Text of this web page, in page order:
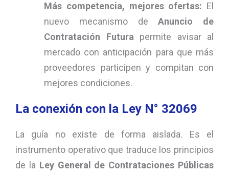
Más competencia, mejores ofertas: El
nuevo mecanismo deAnuncio de
Contratación Futurapermite avisar al
mercado con anticipación para que más
proveedores participen y compitan con
mejores condiciones.
La conexión con la Ley N° 32069
La guía no existe de forma aislada. Es el
instrumento operativo que traduce los principios
de la Ley General de Contrataciones Públicas